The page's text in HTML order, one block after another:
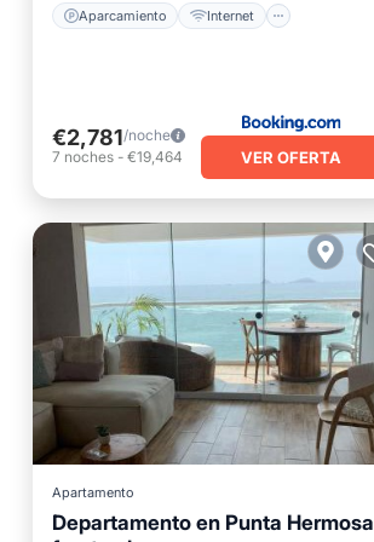
Aparcamiento Internet
€2,781/noche
7 noches - €19,464 VER OFERTA
Apartamento
Departamento en Punta Hermosa